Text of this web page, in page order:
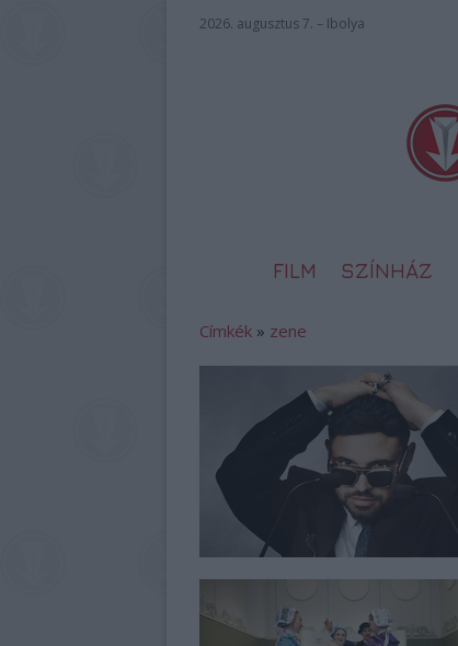
2026. augusztus 7. – Ibolya
FILM SZÍNHÁZ
Címkék » zene